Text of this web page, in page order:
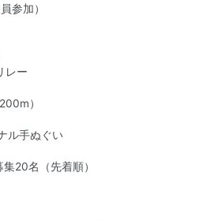
参加）
レー
）
ル手ぬぐい
20名（先着順）